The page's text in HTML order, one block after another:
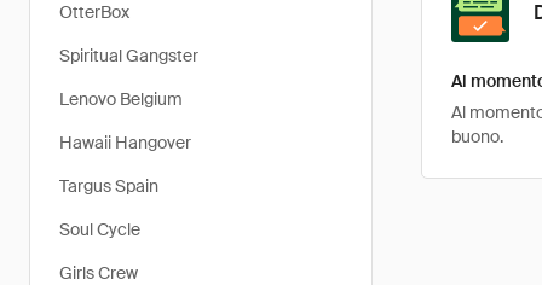
OtterBox
Spiritual Gangster
Lenovo Belgium
Hawaii Hangover
Targus Spain
Soul Cycle
Girls Crew
Al
Al
buono.